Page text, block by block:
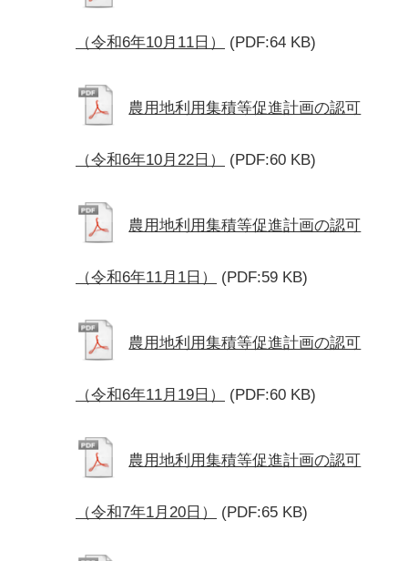
（令和6年10月11日） (PDF:64 KB)
農用地利用集積等促進計画の認可
（令和6年10月22日） (PDF:60 KB)
農用地利用集積等促進計画の認可
（令和6年11月1日） (PDF:59 KB)
農用地利用集積等促進計画の認可
（令和6年11月19日） (PDF:60 KB)
農用地利用集積等促進計画の認可
（令和7年1月20日） (PDF:65 KB)